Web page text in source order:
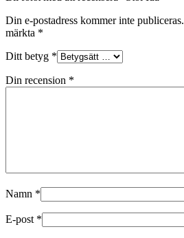
Din e-postadress kommer inte publiceras.
märkta *
Ditt betyg *
Din recension *
Namn *
E-post *